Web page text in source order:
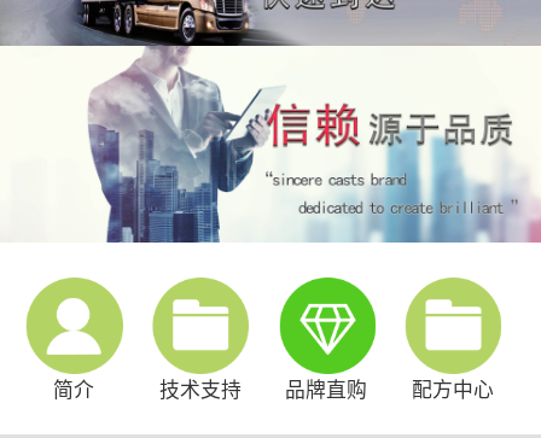
简介 技术支持 品牌直购 配方中心